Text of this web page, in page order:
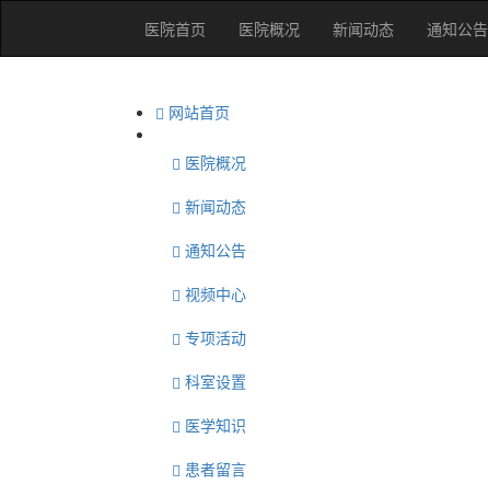
医院首页 医院概况 新闻动态 通知公告
网站首页
医院概况
新闻动态
通知公告
视频中心
专项活动
科室设置
医学知识
患者留言